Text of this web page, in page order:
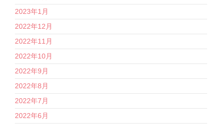
2023年1月
2022年12月
2022年11月
2022年10月
2022年9月
2022年8月
2022年7月
2022年6月